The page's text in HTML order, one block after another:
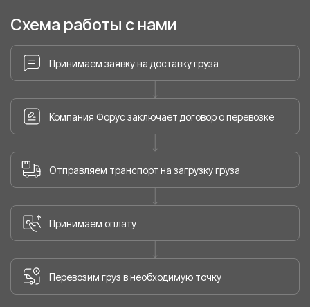
Схема работы с нами
Принимаем заявку на доставку груза
Компания Форус заключает договор о перевозке
Отправляем транспорт на загрузку груза
Принимаем оплату
Перевозим груз в необходимую точку